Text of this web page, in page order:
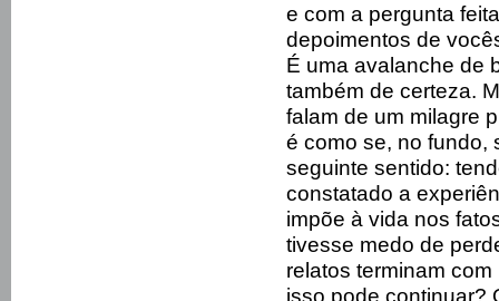
e com a pergunta
depoimentos de
É uma avalanche de
também de certeza.
falam de um milagre
é como se, no fundo,
seguinte sentido:
constatado a
impõe à vida nos
tivesse medo de
relatos terminam
isso pode continuar?